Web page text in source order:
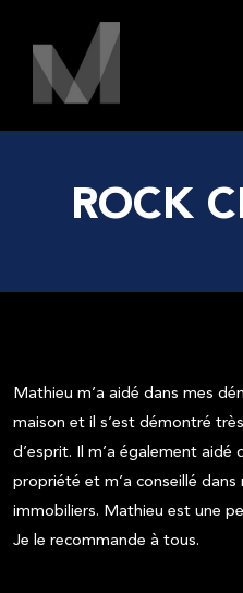
ROCK
Mathieu m’a aidé dans mes
maison et il s’est démontré
d’esprit. Il m’a également aidé
propriété et m’a conseillé dans
immobiliers. Mathieu est une
Je le recommande à tous.